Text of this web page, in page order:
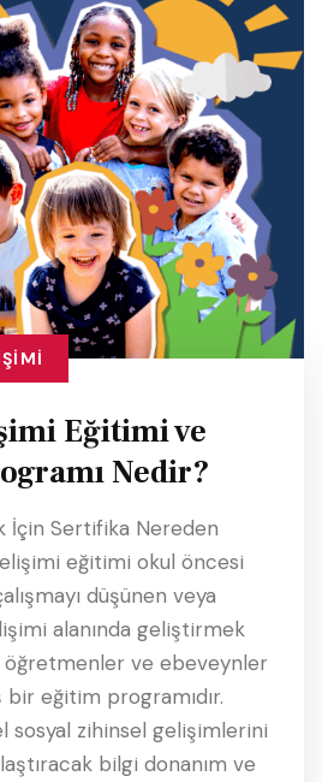
Eğitimi ve
Nedir?
İçin Sertifika Nereden
eğitimi okul öncesi
düşünen veya
alanında geliştirmek
öğretmenler ve ebeveynler
bir eğitim programıdır.
sosyal zihinsel gelişimlerini
bilgi donanım ve